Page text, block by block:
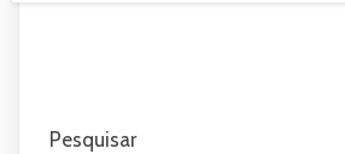
Pesquisar